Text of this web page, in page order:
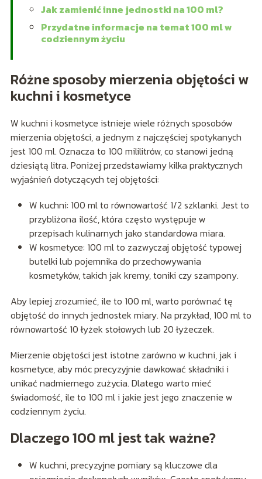
Jak zamienić inne jednostki na 100 ml?
Przydatne informacje na temat 100 ml w
codziennym życiu
Różne sposoby mierzenia objętości w
kuchni i kosmetyce
W kuchni i kosmetyce istnieje wiele różnych sposobów
mierzenia objętości, a jednym z najczęściej spotykanych
jest 100 ml. Oznacza to 100 mililitrów, co stanowi jedną
dziesiątą litra. Poniżej przedstawiamy kilka praktycznych
wyjaśnień dotyczących tej objętości:
W kuchni: 100 ml to równowartość 1/2 szklanki. Jest to
przybliżona ilość, która często występuje w
przepisach kulinarnych jako standardowa miara.
W kosmetyce: 100 ml to zazwyczaj objętość typowej
butelki lub pojemnika do przechowywania
kosmetyków, takich jak kremy, toniki czy szampony.
Aby lepiej zrozumieć, ile to 100 ml, warto porównać tę
objętość do innych jednostek miary. Na przykład, 100 ml to
równowartość 10 łyżek stołowych lub 20 łyżeczek.
Mierzenie objętości jest istotne zarówno w kuchni, jak i
kosmetyce, aby móc precyzyjnie dawkować składniki i
unikać nadmiernego zużycia. Dlatego warto mieć
świadomość, ile to 100 ml i jakie jest jego znaczenie w
codziennym życiu.
Dlaczego 100 ml jest tak ważne?
W kuchni, precyzyjne pomiary są kluczowe dla